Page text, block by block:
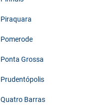
Piraquara
Pomerode
Ponta Grossa
Prudentópolis
Quatro Barras